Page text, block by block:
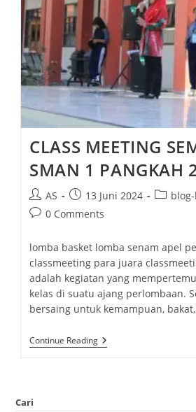
CLASS MEETING
SMAN 1 PANGKAH
AS 13 Juni 2024
0 Comments
lomba basket lomba senam apel
classmeeting para juara
adalah kegiatan yang
kelas di suatu ajang perlombaan.
bersaing untuk kemampuan,
Continue Reading
Cari